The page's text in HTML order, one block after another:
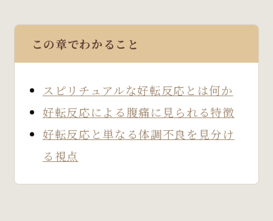
この章でわかること
スピリチュアルな好転反応とは何か
好転反応による腹痛に見られる特徴
好転反応と単なる体調不良を見分け
る視点